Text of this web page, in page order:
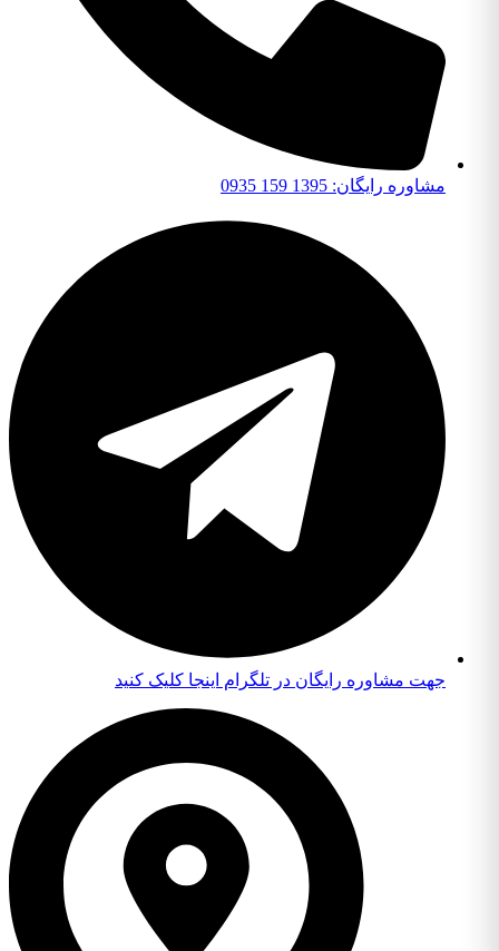
مشاوره رایگان: 1395 159 0935
جهت مشاوره رایگان در تلگرام اینجا کلیک کنید